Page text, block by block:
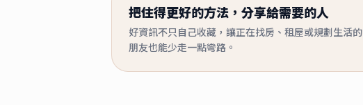
把住得更好的方法，分享給需要的人
好資訊不只自己收藏，讓正在找房、租屋或規劃生活的
朋友也能少走一點彎路。